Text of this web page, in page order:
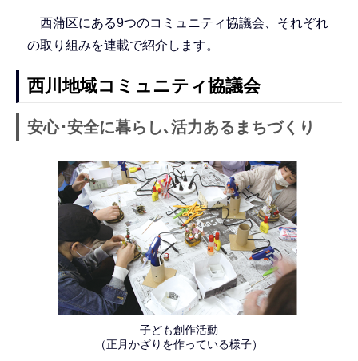
西蒲区にある9つのコミュニティ協議会、それぞれ
の取り組みを連載で紹介します。
西川地域コミュニティ協議会
安心･安全に暮らし､活力あるまちづくり
子ども創作活動
（正月かざりを作っている様子）